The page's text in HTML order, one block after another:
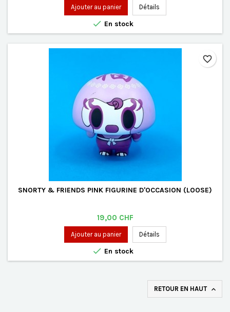
Ajouter au panier Détails
 En stock
SNORTY & FRIENDS PINK FIGURINE D'OCCASION (LOOSE)
Prix
19,00 CHF
Ajouter au panier Détails
 En stock
favorite_border
RETOUR EN HAUT 